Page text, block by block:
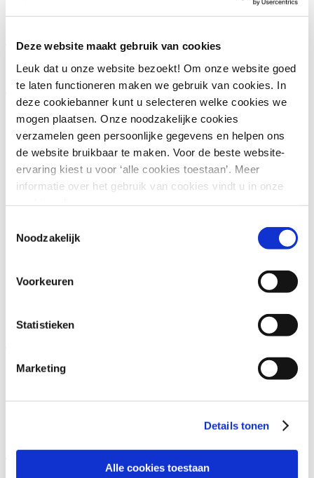
Deze website maakt gebruik van cookies
Leuk dat u onze website bezoekt! Om onze website goed
te laten functioneren maken we gebruik van cookies. In
deze cookiebanner kunt u selecteren welke cookies we
mogen plaatsen. Onze noodzakelijke cookies
verzamelen geen persoonlijke gegevens en helpen ons
de website bruikbaar te maken. Voor de beste website-
ervaring kiest u voor ‘alle cookies toestaan’. Meer
informatie over het gebruik van cookies vindt u in onze
Noodzakelijk
Voorkeuren
Statistieken
Marketing
Details tonen
Alle cookies toestaan
Toezicht en handhaving
Elk blok 1 dag vaardigheden kiezen, 3 dagen totaal
Vaardigheden
Specialisatie, 2 tot 4 dagen
Blokken
Ruimtelijke ordening
Verdiepen kennis over ruimtelijke ordening in Omgevingswet
Verdieping en invulling Omgevingsplan
Verdieping omgevingsvergunning en andere actualiteiten
omgevingsrecht
Procedures vergunningen en kwaliteitsborging bouwen
Duurzaam bouwen en BENG/ZEB
Brandveiligheid
Gezondheid, energie en duurzaamheid
Toezicht en handhaving